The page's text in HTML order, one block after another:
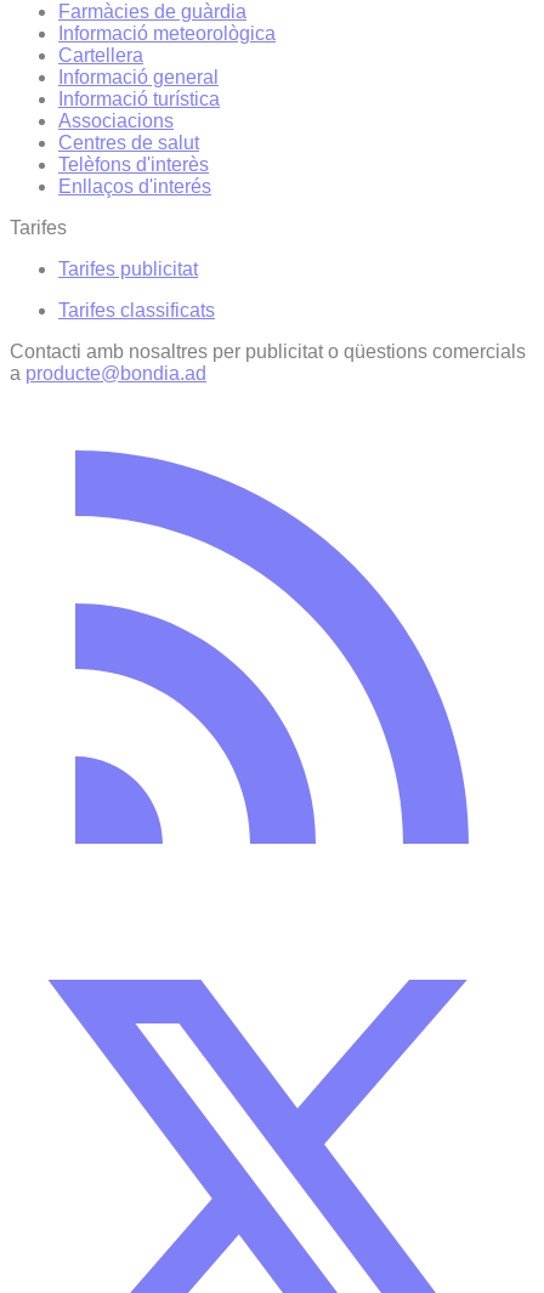
Farmàcies de guàrdia
Informació meteorològica
Cartellera
Informació general
Informació turística
Associacions
Centres de salut
Telèfons d'interès
Enllaços d'interés
Tarifes
Tarifes publicitat
Tarifes classificats
Contacti amb nosaltres per publicitat o qüestions comercials
a producte@bondia.ad